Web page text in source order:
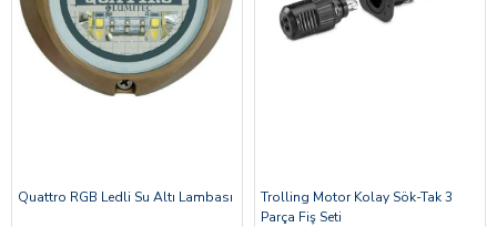
Quattro RGB Ledli Su Altı Lambası
Trolling Motor Kolay Sök-Tak 3
Parça Fiş Seti